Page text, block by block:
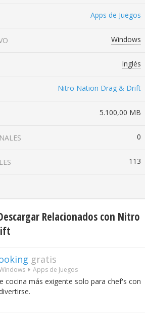
Apps de Juegos
Windows
Inglés
Nitro Nation Drag & Drift
5.100,00 MB
0
113
Relacionados con Nitro
gratis
Apps de Juegos
cocina más exigente solo para chef's con